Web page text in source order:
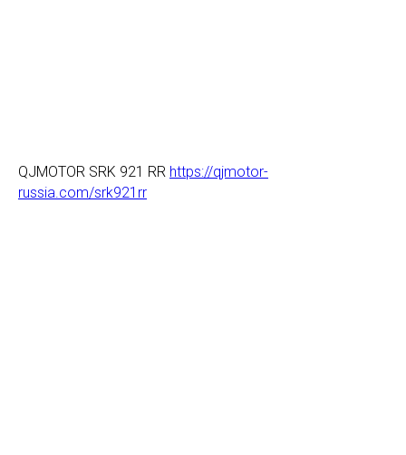
QJMOTOR SRK 921 RR https://qjmotor-
russia.com/srk921rr